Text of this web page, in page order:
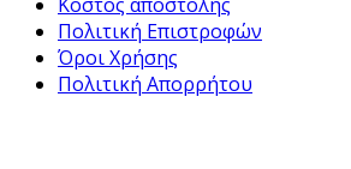
Πολιτική Επιστροφών
Όροι Χρήσης
Πολιτική Απορρήτου